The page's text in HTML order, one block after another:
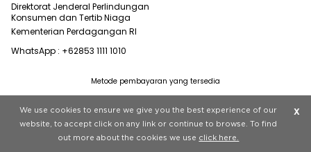
Direktorat Jenderal Perlindungan
Konsumen dan Tertib Niaga
Kementerian Perdagangan RI
WhatsApp : +62853 1111 1010
Copyright © 2022 JD Sports All rights reserved.
Metode pembayaran yang tersedia
We use cookies to ensure we give you the best experience of our
website, to accept click on any link or continue to browse. To find
out more about the cookies we use click here.
X